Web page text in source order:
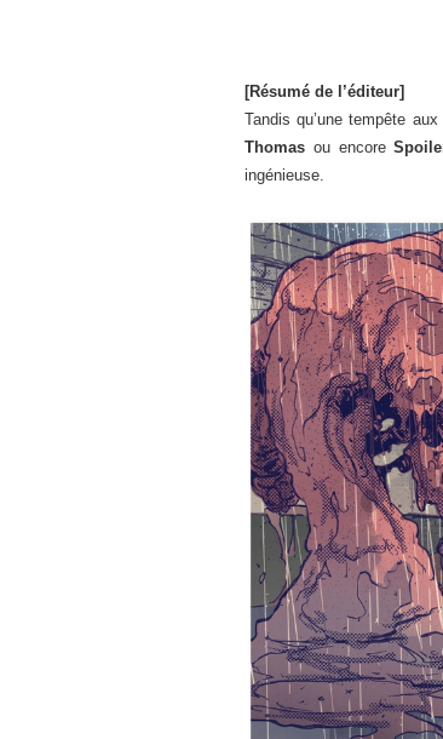
[Résumé de l’éditeur]
Tandis qu’une tempête
Thomas ou encore
ingénieuse.